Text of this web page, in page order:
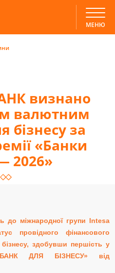
МЕНЮ
визнано
валютним
бізнесу за
«Банки
2026»
міжнародної групи Intesa
провідного фінансового
здобувши першість у
БАНК ДЛЯ БІЗНЕСУ» від